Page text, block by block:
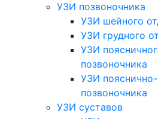
УЗИ позвоночника
УЗИ шейного
УЗИ грудного
УЗИ
позвоночника
УЗИ
позвоночника
УЗИ суставов